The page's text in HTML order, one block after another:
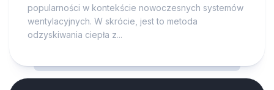
popularności w kontekście nowoczesnych systemów
wentylacyjnych. W skrócie, jest to metoda
odzyskiwania ciepła z...